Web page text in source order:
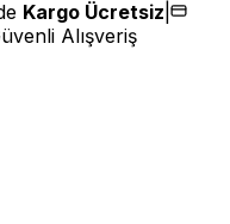
Kargo Ücretsiz
Alışveriş